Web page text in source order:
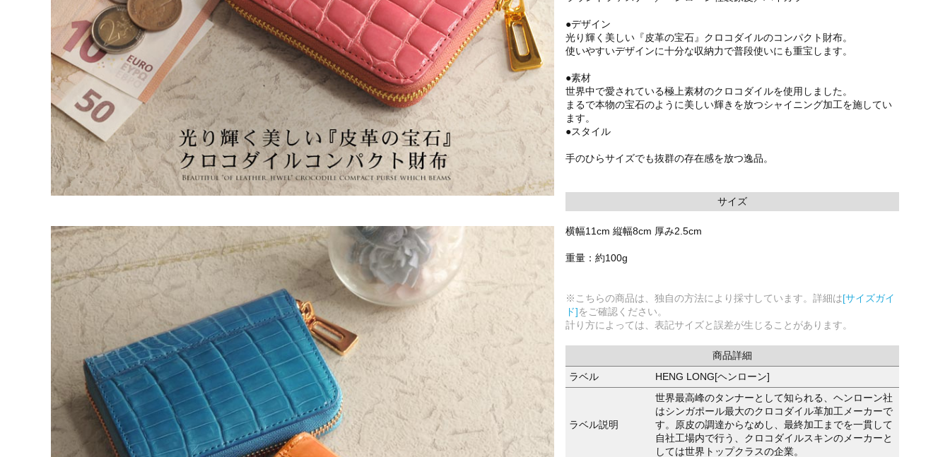
●デザイン
光り輝く美しい『皮革の宝石』クロコダイルのコンパクト財布。
使いやすいデザインに十分な収納力で普段使いにも重宝します。
●素材
世界中で愛されている極上素材のクロコダイルを使用しました。
まるで本物の宝石のように美しい輝きを放つシャイニング加工を施してい
ます。
●スタイル
手のひらサイズでも抜群の存在感を放つ逸品。
サイズ
横幅11cm 縦幅8cm 厚み2.5cm
重量：約100g
※こちらの商品は、独自の方法により採寸しています。詳細は[サイズガイ
ド]をご確認ください。
計り方によっては、表記サイズと誤差が生じることがあります。
商品詳細
ラベル
HENG LONG[ヘンローン]
ラベル説明
世界最高峰のタンナーとして知られる、ヘンローン社
はシンガポール最大のクロコダイル革加工メーカーで
す。原皮の調達からなめし、最終加工までを一貫して
自社工場内で行う、クロコダイルスキンのメーカーと
しては世界トップクラスの企業。